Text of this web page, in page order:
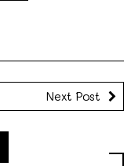
Next Post